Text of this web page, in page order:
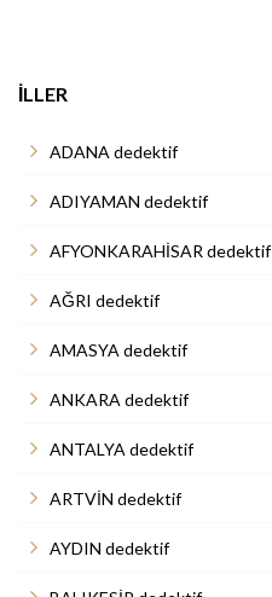
İLLER
ADANA dedektif
ADIYAMAN dedektif
AFYONKARAHİSAR dedektif
AĞRI dedektif
AMASYA dedektif
ANKARA dedektif
ANTALYA dedektif
ARTVİN dedektif
AYDIN dedektif